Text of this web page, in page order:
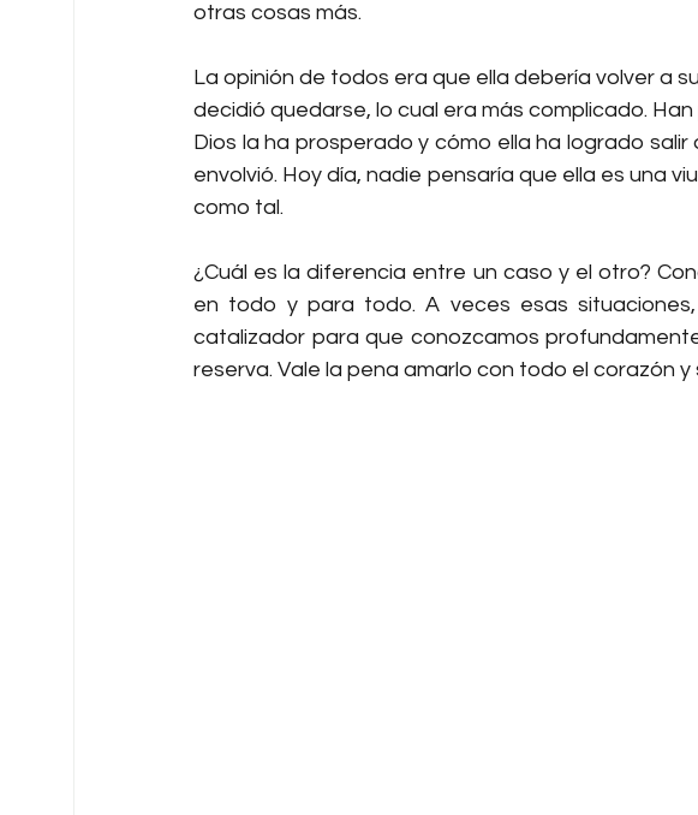
otras cosas más.
La opinión de todos era que ella debería volver a
decidió quedarse, lo cual era más complicado.
Dios la ha prosperado y cómo ella ha logrado
envolvió. Hoy día, nadie pensaría que ella es una
como tal.
¿Cuál es la diferencia entre un caso y el otro?
en todo y para todo. A veces esas
catalizador para que conozcamos
reserva. Vale la pena amarlo con todo el corazón y